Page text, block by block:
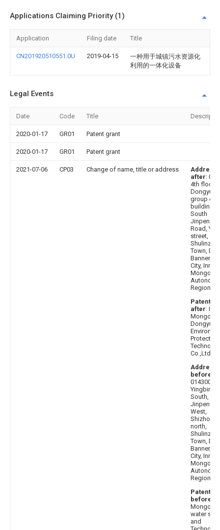
Applications Claiming Priority (1)
Application Filing date Title
CN201920510551.0U 2019-04-15
一种用于城镇污水资源化
利用的一体化设备
Legal Events
Date Code Title
2020-01-17 GR01 Patent grant
2020-01-17 GR01 Patent grant
2021-07-06 CP03 Change of name, title or address
Address
after:
4th floor,
Dongyuan
group
building,
South
Jinpeng
Road,
street,
Town,
Banner,
City, Inner
Mongolia
Region
Patentee
after:
Mongolia
Dongyuan
Protection
Co.,Ltd.
Address
before
014300
Yingbin
South,
Jinpeng
West,
Shizhong
north,
Town,
Banner,
City, Inner
Mongolia
Region
Patentee
before
Mongolia
water
and